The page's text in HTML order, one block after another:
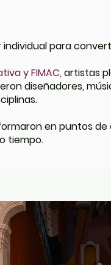
individual para
y FIMAC,artistas
diseñadores,
en puntos
tiempo.